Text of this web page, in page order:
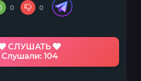
0 0
СЛУШАТЬ
Слушали: 104